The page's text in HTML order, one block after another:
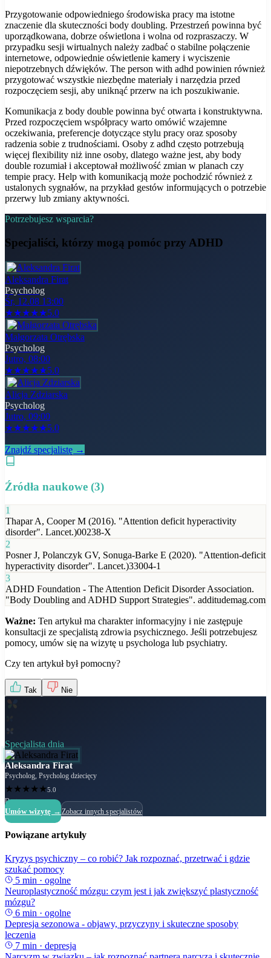
Przygotowanie odpowiedniego środowiska pracy ma istotne
znaczenie dla skuteczności body doubling. Przestrzeń powinna być
uporządkowana, dobrze oświetlona i wolna od rozpraszaczy. W
przypadku sesji wirtualnych należy zadbać o stabilne połączenie
internetowe, odpowiednie oświetlenie kamery i wyciszenie
niepotrzebnych dźwięków. The person with adhd powinien również
przygotować wszystkie niezbędne materiały i narzędzia przed
rozpoczęciem sesji, aby uniknąć przerw na ich poszukiwanie.
Komunikacja z body double powinna być otwarta i konstruktywna.
Przed rozpoczęciem współpracy warto omówić wzajemne
oczekiwania, preferencje dotyczące stylu pracy oraz sposoby
radzenia sobie z trudnościami. Osoby z adhd często potrzebują
więcej flexibility niż inne osoby, dlatego ważne jest, aby body
double rozumiał i akceptował możliwość zmian w planach czy
tempie pracy. Help with komunikacją może pochodzić również z
ustalonych sygnałów, na przykład gestów informujących o potrzebie
przerwy lub zmiany aktywności.
Potrzebujesz wsparcia?
Specjaliści, którzy mogą pomóc przy ADHD
Aleksandra Firat
Psycholog
Śr, 12.08 13:00
★★★★★5.0
Małgorzata Otrębska
Psycholog
Jutro, 08:00
★★★★★5.0
Alicja Zdziarska
Psycholog
Jutro, 09:00
★★★★★5.0
Znajdź specjalistę →
Źródła naukowe (3)
1
Thapar A, Cooper M (2016). "Attention deficit hyperactivity
disorder". Lancet.)00238-X
2
Posner J, Polanczyk GV, Sonuga-Barke E (2020). "Attention-deficit
hyperactivity disorder". Lancet.)33004-1
3
ADHD Foundation - The Attention Deficit Disorder Association.
"Body Doubling and ADHD Support Strategies". additudemag.com
Ważne: Ten artykuł ma charakter informacyjny i nie zastępuje
konsultacji ze specjalistą zdrowia psychicznego. Jeśli potrzebujesz
pomocy, umów się na wizytę u psychologa lub psychiatry.
Czy ten artykuł był pomocny?
Tak Nie
Specjalista dnia
Aleksandra Firat
Psycholog, Psycholog dziecięcy
★★★★★5.0
Dostępny
Umów wizytę → Zobacz innych specjalistów
Powiązane artykuły
Kryzys psychiczny – co robić? Jak rozpoznać, przetrwać i gdzie
szukać pomocy
5 min · ogolne
Neuroplastyczność mózgu: czym jest i jak zwiększyć plastyczność
mózgu?
6 min · ogolne
Depresja sezonowa - objawy, przyczyny i skuteczne sposoby
leczenia
7 min · depresja